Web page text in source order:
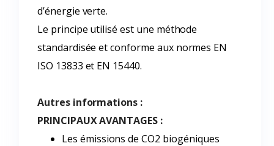
d’énergie verte.
Le principe utilisé est une méthode
standardisée et conforme aux normes EN
ISO 13833 et EN 15440.
Autres informations :
PRINCIPAUX AVANTAGES :
Les émissions de CO2 biogéniques